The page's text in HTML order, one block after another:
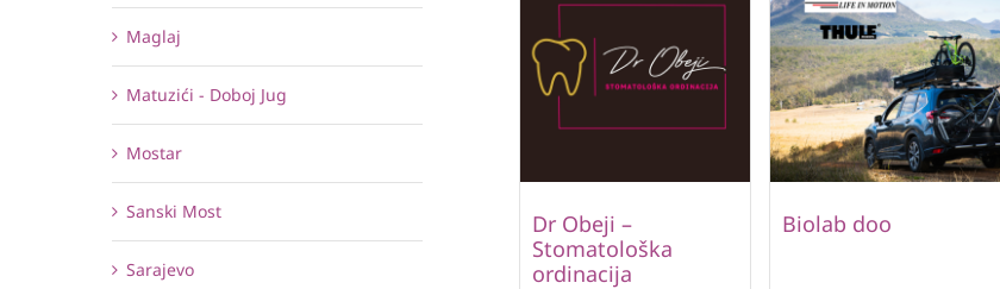
Dr Obeji –
Stomatološka
ordinacija
Biolab doo
Maglaj
Matuzići - Doboj Jug
Mostar
Sanski Most
Sarajevo